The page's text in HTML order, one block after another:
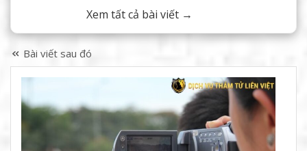
Xem tất cả bài viết →
Bài viết sau đó